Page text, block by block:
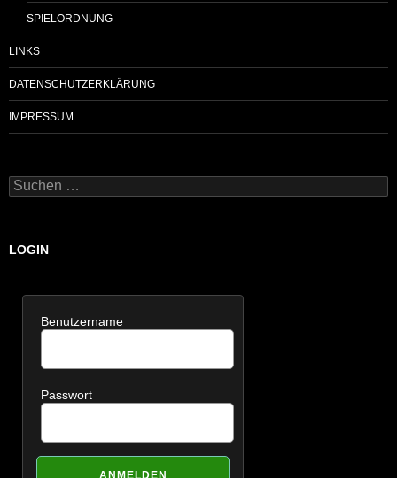
SPIELORDNUNG
LINKS
DATENSCHUTZERKLÄRUNG
IMPRESSUM
Suchen
nach:
LOGIN
Benutzername
Passwort